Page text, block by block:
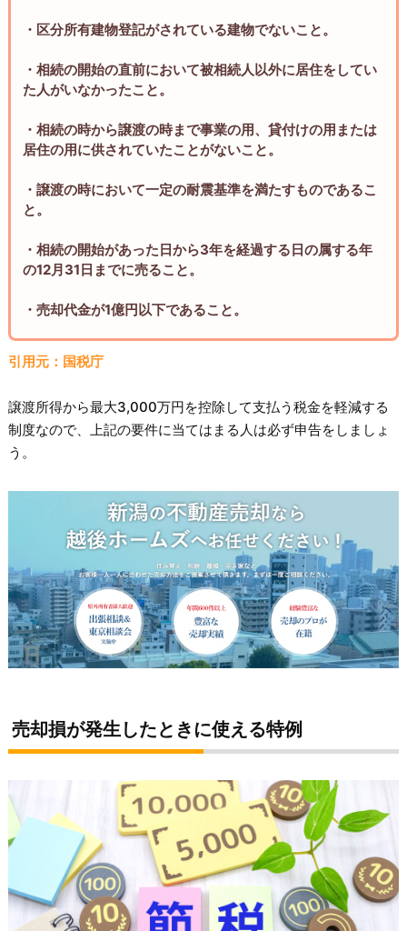
・区分所有建物登記がされている建物でないこと。
・相続の開始の直前において被相続人以外に居住をしてい
た人がいなかったこと。
・相続の時から譲渡の時まで事業の用、貸付けの用または
居住の用に供されていたことがないこと。
・譲渡の時において一定の耐震基準を満たすものであるこ
と。
・相続の開始があった日から3年を経過する日の属する年
の12月31日までに売ること。
・売却代金が1億円以下であること。
引用元：国税庁
譲渡所得から最大3,000万円を控除して支払う税金を軽減する
制度なので、上記の要件に当てはまる人は必ず申告をしましょ
う。
売却損が発生したときに使える特例